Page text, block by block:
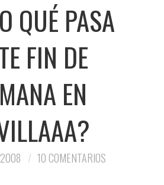
QUÉ PASA
FIN DE
EN
10 COMENTARIOS